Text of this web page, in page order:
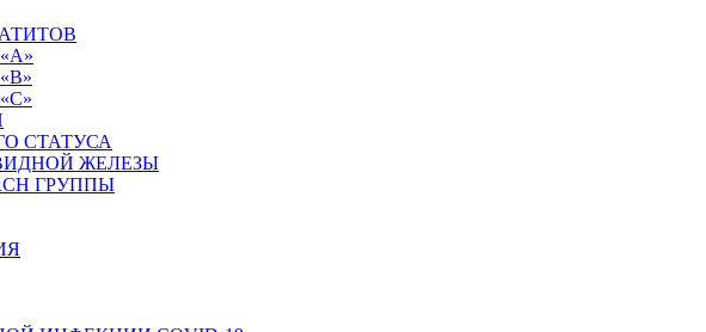
СТАТУСА
ЖЕЛЕЗЫ
ГРУППЫ